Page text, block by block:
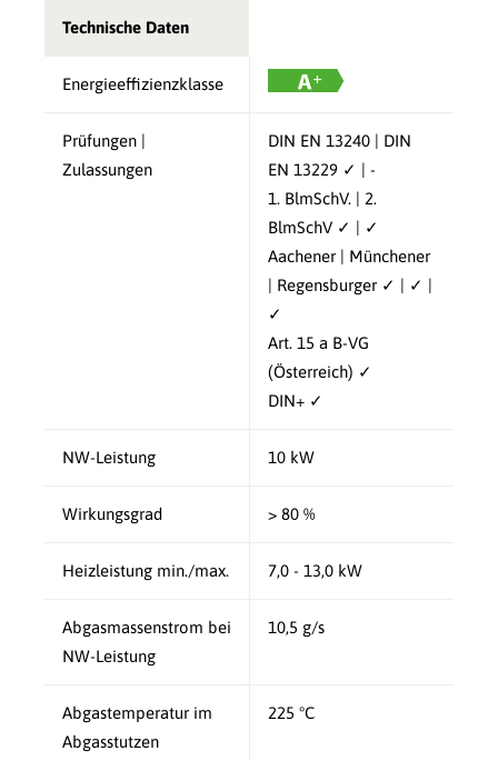
Technische Daten
Energieeffizienzklasse
Prüfungen |
Zulassungen
DIN EN 13240 | DIN
EN 13229 ✓ | -
1. BlmSchV. | 2.
BlmSchV ✓ | ✓
Aachener | Münchener
| Regensburger ✓ | ✓ |
✓
Art. 15 a B-VG
(Österreich) ✓
DIN+ ✓
NW-Leistung 10 kW
Wirkungsgrad > 80 %
Heizleistung min./max. 7,0 - 13,0 kW
Abgasmassenstrom bei
NW-Leistung
10,5 g/s
Abgastemperatur im
Abgasstutzen
225 °C